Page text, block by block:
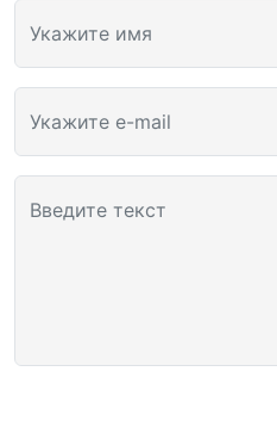
Укажите имя
Укажите e-mail
Введите текст